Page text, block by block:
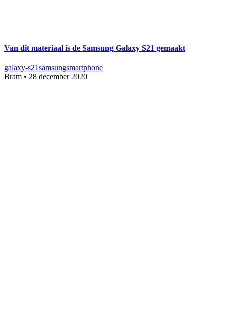
Van dit materiaal is de Samsung Galaxy S21 gemaakt
galaxy-s21samsungsmartphone
Bram • 28 december 2020